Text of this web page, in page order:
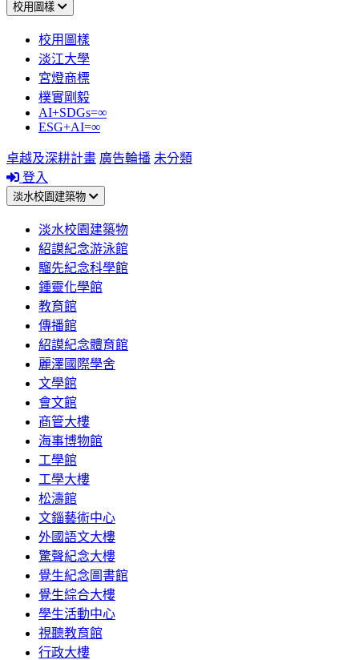
校用圖樣
校用圖樣
淡江大學
宮燈商標
樸實剛毅
AI+SDGs=∞
ESG+AI=∞
卓越及深耕計畫 廣告輪播 未分類
登入
淡水校園建築物
淡水校園建築物
紹謨紀念游泳館
騮先紀念科學館
鍾靈化學館
教育館
傳播館
紹謨紀念體育館
麗澤國際學舍
文學館
會文館
商管大樓
海事博物館
工學館
工學大樓
松濤館
文錙藝術中心
外國語文大樓
驚聲紀念大樓
覺生紀念圖書館
覺生綜合大樓
學生活動中心
視聽教育館
行政大樓